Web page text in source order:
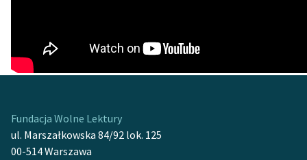
Fundacja Wolne Lektury
ul. Marszałkowska 84/92 lok. 125
00-514 Warszawa